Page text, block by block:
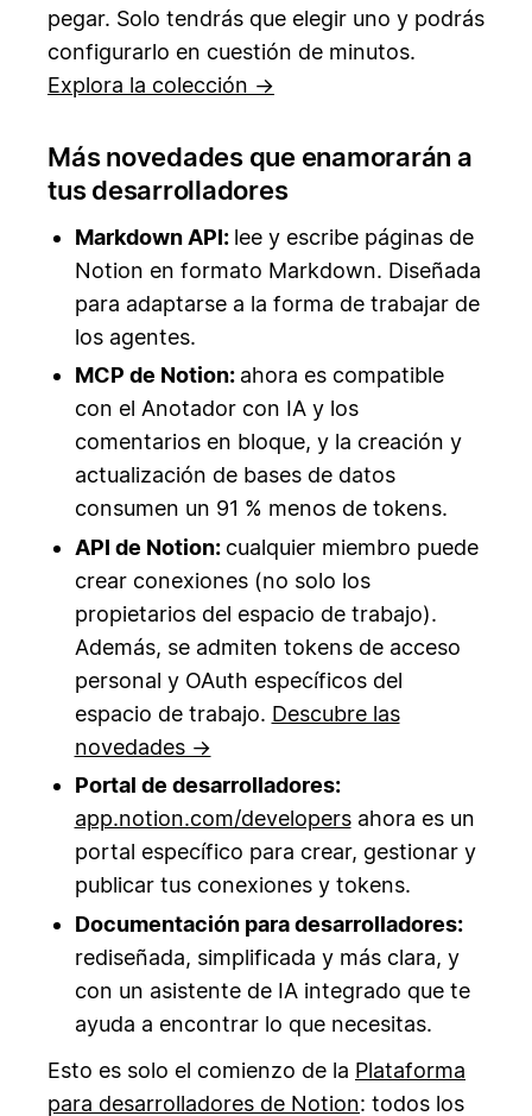
pegar. Solo tendrás que elegir uno y podrás
configurarlo en cuestión de minutos.
Explora la colección →
Más novedades que enamorarán a
tus desarrolladores
Markdown API: lee y escribe páginas de
Notion en formato Markdown. Diseñada
para adaptarse a la forma de trabajar de
los agentes.
MCP de Notion: ahora es compatible
con el Anotador con IA y los
comentarios en bloque, y la creación y
actualización de bases de datos
consumen un 91 % menos de tokens.
API de Notion: cualquier miembro puede
crear conexiones (no solo los
propietarios del espacio de trabajo).
Además, se admiten tokens de acceso
personal y OAuth específicos del
espacio de trabajo. Descubre las
novedades →
Portal de desarrolladores:
app.notion.com/developersahora es un
portal específico para crear, gestionar y
publicar tus conexiones y tokens.
Documentación para desarrolladores:
rediseñada, simplificada y más clara, y
con un asistente de IA integrado que te
ayuda a encontrar lo que necesitas.
Esto es solo el comienzo de la Plataforma
para desarrolladores de Notion: todos los